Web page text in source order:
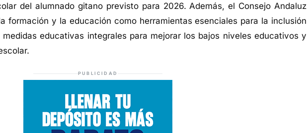
del alumnado gitano previsto para 2026. Además, el Consejo Andaluz
formación y la educación como herramientas esenciales para la inclusión
educativas integrales para mejorar los bajos niveles educativos y
PUBLICIDAD